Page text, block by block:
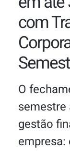
com
O
semestre
gestão